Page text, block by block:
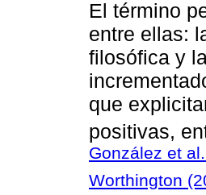
El término
entre ellas:
filosófica y
que
positivas,
González et
Worthington